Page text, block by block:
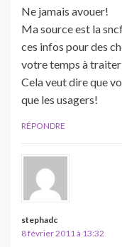
Ne jamais avouer!
Ma source est la
ces infos pour des
votre temps à
Cela veut dire que
que les usagers!
RÉPONDRE
stephadc
8 février 2011 à 13:32